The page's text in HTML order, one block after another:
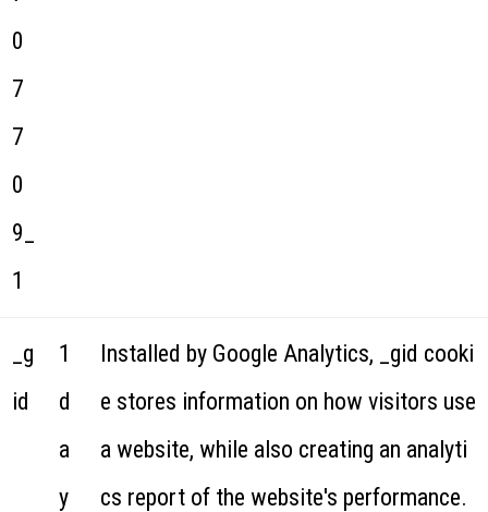
0
7
7
0
9_
1
_g
id
1
d
a
y
Installed by Google Analytics, _gid cooki
e stores information on how visitors use
a website, while also creating an analyti
cs report of the website's performance.